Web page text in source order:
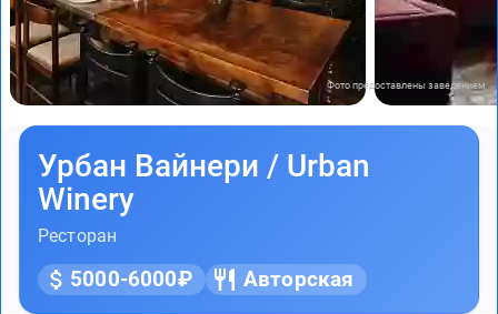
Фото предоставлены заведением
Урбан Вайнери / Urban
Winery
Ресторан
5000-6000₽ Авторская